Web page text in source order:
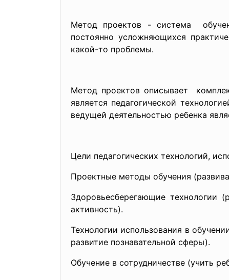
Метод проектов - система
постоянно усложняющихся
какой-то проблемы.
Метод проектов описывает
является педагогической
ведущей деятельностью ребенка
Цели педагогических технологий,
Проектные методы обучения
Здоровьесберегающие технологии
активность).
Технологии использования в
развитие познавательной сферы).
Обучение в сотрудничестве (учить